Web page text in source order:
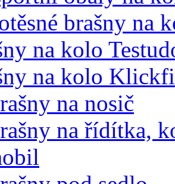
brašny na
na kolo
na kolo
na nosič
na řídítka,